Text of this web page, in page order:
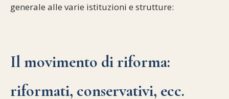
generale alle varie istituzioni e strutture:
Il movimento di riforma:
riformati, conservativi, ecc.